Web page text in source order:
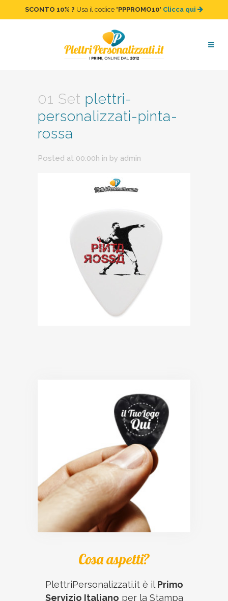
SCONTO 10% ? Usa il codice "PPPROMO10" Clicca qui
plettri-personalizzati-pinta-
rossa
01 Set plettri-
personalizzati-pinta-
rossa
Posted at 00:00h in by admin
Cosa aspetti?
PlettriPersonalizzati.it è il Primo
Servizio Italiano per la Stampa